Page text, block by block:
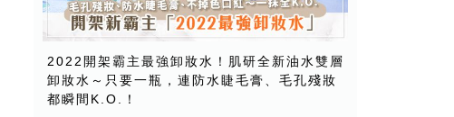
2022開架霸主最強卸妝水！肌研全新油水雙層
卸妝水～只要一瓶，連防水睫毛膏、毛孔殘妝
都瞬間K.O.！